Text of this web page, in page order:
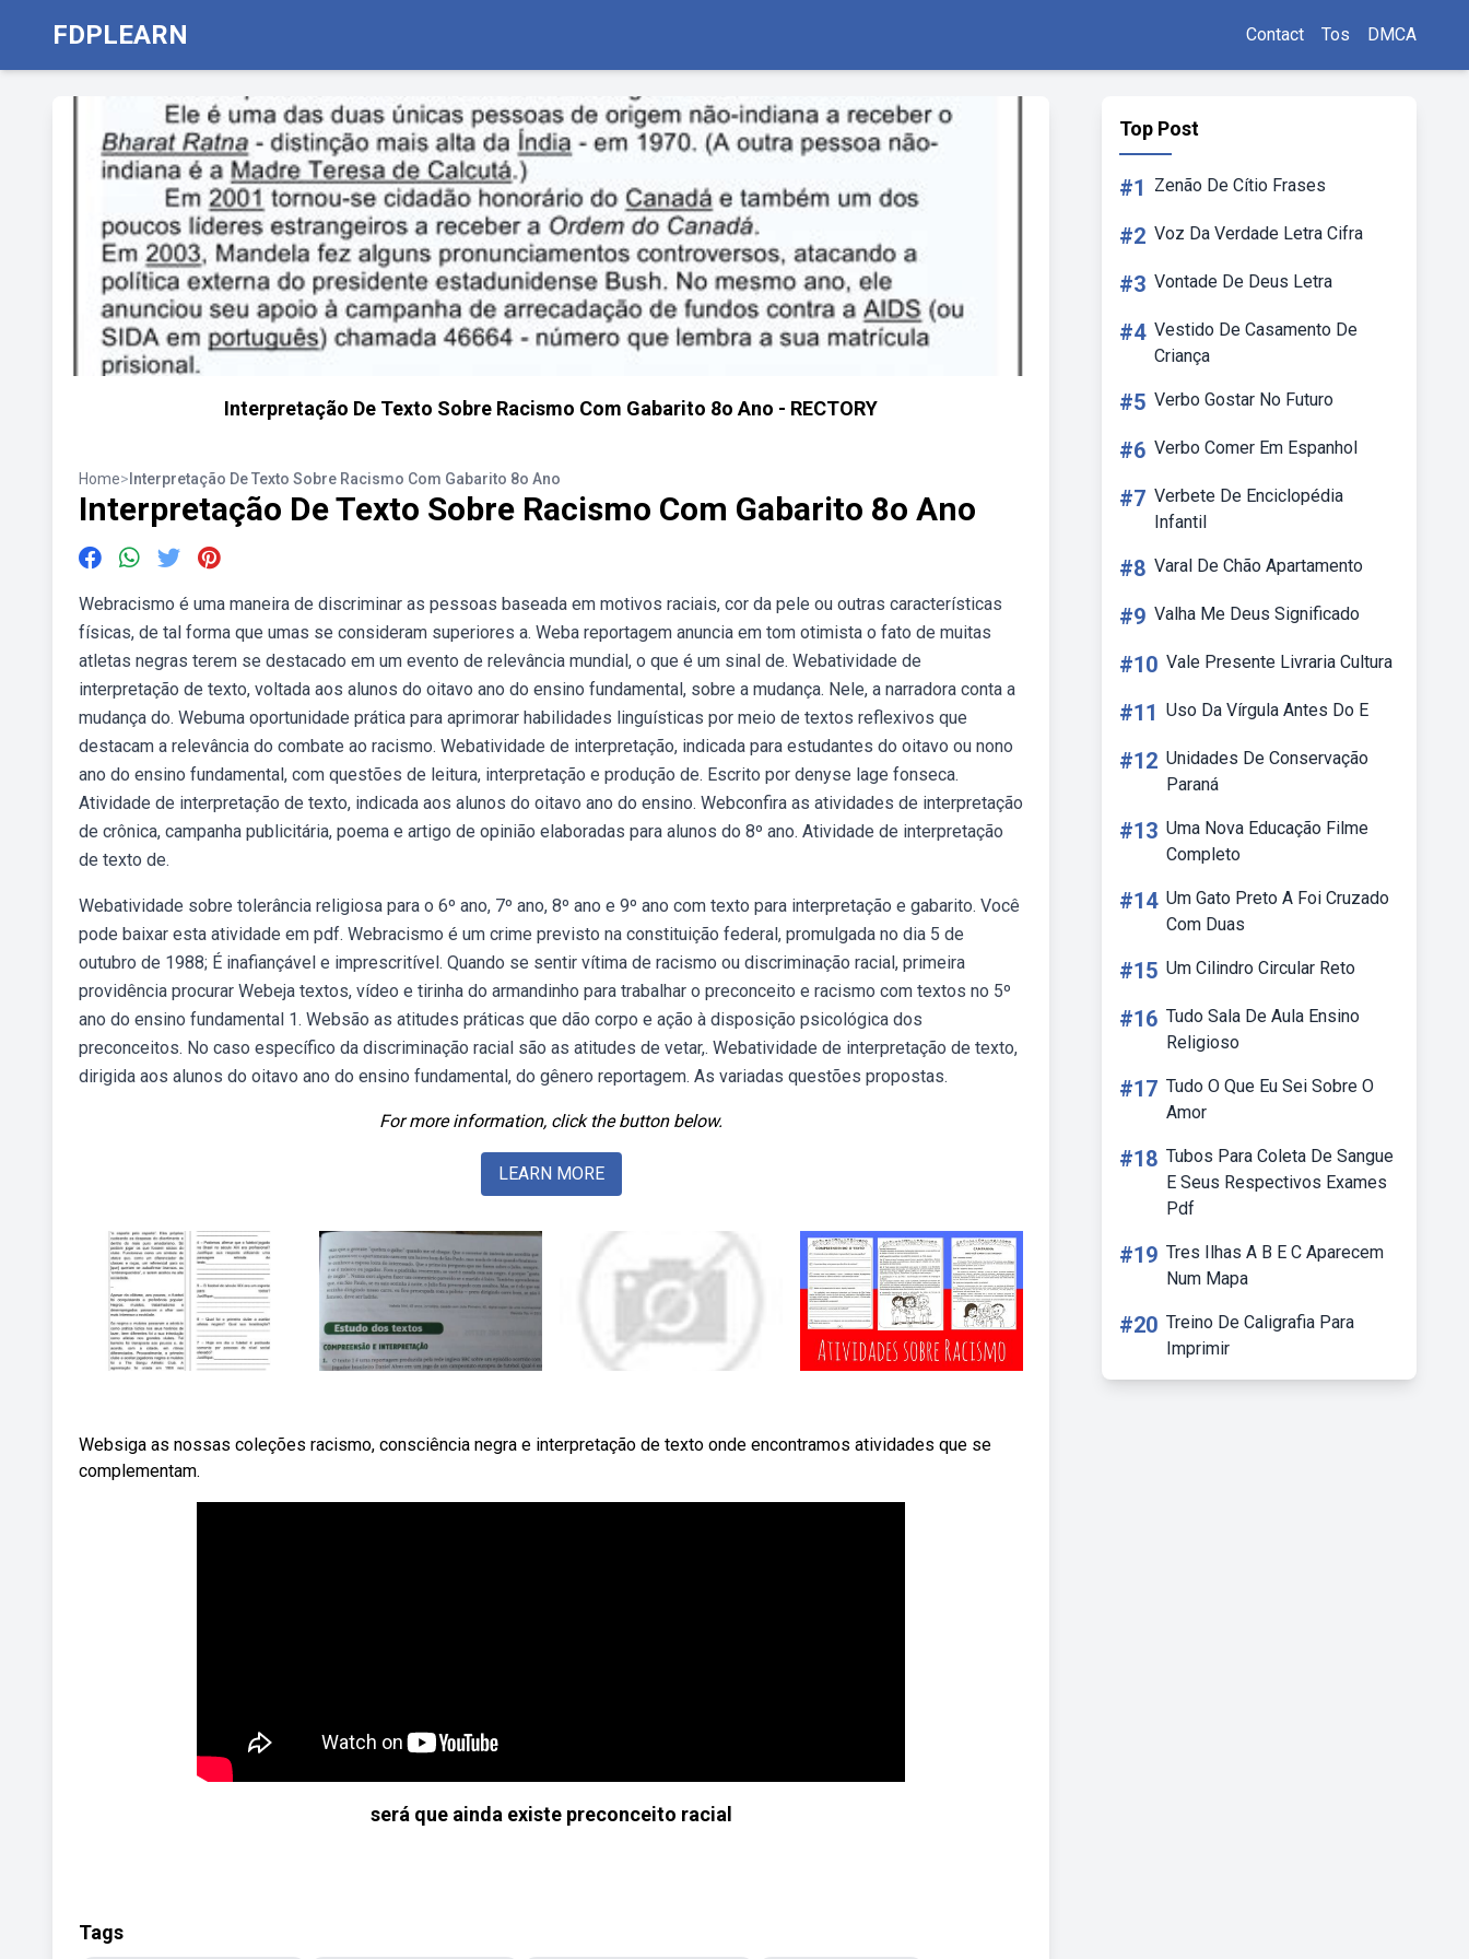
FDPLEARN Contact Tos DMCA
Interpretação De Texto Sobre Racismo Com Gabarito 8o Ano - RECTORY
Home> Interpretação De Texto Sobre Racismo Com Gabarito 8o Ano
Interpretação De Texto Sobre Racismo Com Gabarito 8o Ano
Webracismo é uma maneira de discriminar as pessoas baseada em motivos raciais, cor da pele ou outras características
físicas, de tal forma que umas se consideram superiores a. Weba reportagem anuncia em tom otimista o fato de muitas
atletas negras terem se destacado em um evento de relevância mundial, o que é um sinal de. Webatividade de
interpretação de texto, voltada aos alunos do oitavo ano do ensino fundamental, sobre a mudança. Nele, a narradora conta a
mudança do. Webuma oportunidade prática para aprimorar habilidades linguísticas por meio de textos reflexivos que
destacam a relevância do combate ao racismo. Webatividade de interpretação, indicada para estudantes do oitavo ou nono
ano do ensino fundamental, com questões de leitura, interpretação e produção de. Escrito por denyse lage fonseca.
Atividade de interpretação de texto, indicada aos alunos do oitavo ano do ensino. Webconfira as atividades de interpretação
de crônica, campanha publicitária, poema e artigo de opinião elaboradas para alunos do 8º ano. Atividade de interpretação
de texto de.
Webatividade sobre tolerância religiosa para o 6º ano, 7º ano, 8º ano e 9º ano com texto para interpretação e gabarito. Você
pode baixar esta atividade em pdf. Webracismo é um crime previsto na constituição federal, promulgada no dia 5 de
outubro de 1988; É inafiançável e imprescritível. Quando se sentir vítima de racismo ou discriminação racial, primeira
providência procurar Webeja textos, vídeo e tirinha do armandinho para trabalhar o preconceito e racismo com textos no 5º
ano do ensino fundamental 1. Websão as atitudes práticas que dão corpo e ação à disposição psicológica dos
preconceitos. No caso específico da discriminação racial são as atitudes de vetar,. Webatividade de interpretação de texto,
dirigida aos alunos do oitavo ano do ensino fundamental, do gênero reportagem. As variadas questões propostas.
For more information, click the button below.
LEARN MORE
Websiga as nossas coleções racismo, consciência negra e interpretação de texto onde encontramos atividades que se
complementam.
será que ainda existe preconceito racial
Tags
Top Post
#1 Zenão De Cítio Frases
#2 Voz Da Verdade Letra Cifra
#3 Vontade De Deus Letra
#4 Vestido De Casamento De
Criança
#5 Verbo Gostar No Futuro
#6 Verbo Comer Em Espanhol
#7 Verbete De Enciclopédia
Infantil
#8 Varal De Chão Apartamento
#9 Valha Me Deus Significado
#10 Vale Presente Livraria Cultura
#11 Uso Da Vírgula Antes Do E
#12 Unidades De Conservação
Paraná
#13 Uma Nova Educação Filme
Completo
#14 Um Gato Preto A Foi Cruzado
Com Duas
#15 Um Cilindro Circular Reto
#16 Tudo Sala De Aula Ensino
Religioso
#17 Tudo O Que Eu Sei Sobre O
Amor
#18 Tubos Para Coleta De Sangue
E Seus Respectivos Exames
Pdf
#19 Tres Ilhas A B E C Aparecem
Num Mapa
#20 Treino De Caligrafia Para
Imprimir